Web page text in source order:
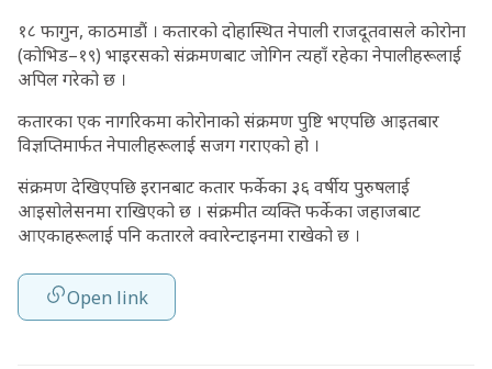
१८ फागुन, काठमाडौं । कतारको दोहास्थित नेपाली राजदूतवासले कोरोना
(कोभिड–१९) भाइरसको संक्रमणबाट जोगिन त्यहाँ रहेका नेपालीहरूलाई
अपिल गरेको छ ।
कतारका एक नागरिकमा कोरोनाको संक्रमण पुष्टि भएपछि आइतबार
विज्ञप्तिमार्फत नेपालीहरूलाई सजग गराएको हो ।
संक्रमण देखिएपछि इरानबाट कतार फर्केका ३६ वर्षीय पुरुषलाई
आइसोलेसनमा राखिएको छ । संक्रमीत व्यक्ति फर्केका जहाजबाट
आएकाहरूलाई पनि कतारले क्वारेन्टाइनमा राखेको छ ।
Open link